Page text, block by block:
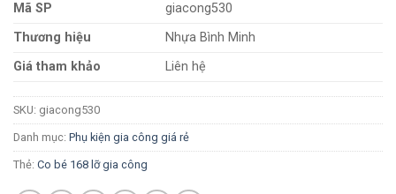
Mã SP
giacong530
Thương hiệu
Nhựa Bình Minh
Giá tham khảo
Liên hệ
SKU: giacong530
Danh mục: Phụ kiện gia công giá rẻ
Thẻ: Co bé 168 lỡ gia công